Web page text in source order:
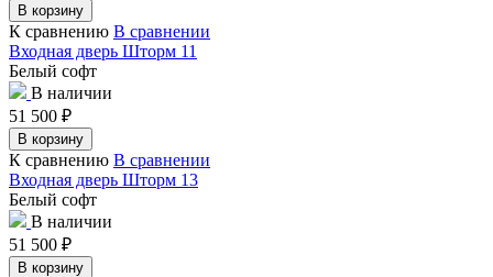
В корзину
К сравнению В сравнении
Входная дверь Шторм 11
Белый софт
В наличии
51 500 ₽
В корзину
К сравнению В сравнении
Входная дверь Шторм 13
Белый софт
В наличии
51 500 ₽
В корзину